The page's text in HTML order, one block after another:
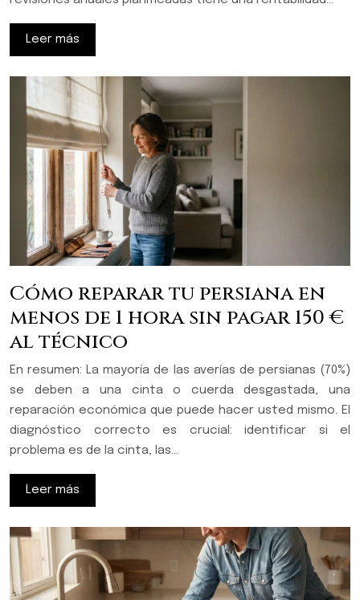
Leer más
Cómo reparar tu persiana en
menos de 1 hora sin pagar 150 €
al técnico
En resumen: La mayoría de las averías de persianas (70%)
se deben a una cinta o cuerda desgastada, una
reparación económica que puede hacer usted mismo. El
diagnóstico correcto es crucial: identificar si el
problema es de la cinta, las…
Leer más